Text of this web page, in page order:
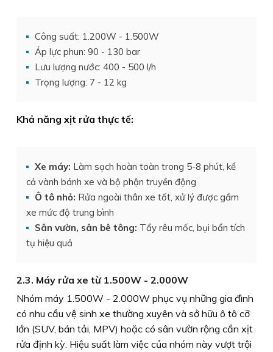
Công suất: 1.200W - 1.500W
Áp lực phun: 90 - 130 bar
Lưu lượng nước: 400 - 500 l/h
Trọng lượng: 7 - 12 kg
Khả năng xịt rửa thực tế:
Xe máy: Làm sạch hoàn toàn trong 5-8 phút, kể
cả vành bánh xe và bộ phận truyền động
Ô tô nhỏ: Rửa ngoài thân xe tốt, xử lý được gầm
xe mức độ trung bình
Sân vườn, sân bê tông: Tẩy rêu mốc, bụi bẩn tích
tụ hiệu quả
2.3. Máy rửa xe từ 1.500W - 2.000W
Nhóm máy 1.500W - 2.000W phục vụ những gia đình
có nhu cầu vệ sinh xe thường xuyên và sở hữu ô tô cỡ
lớn (SUV, bán tải, MPV) hoặc có sân vườn rộng cần xịt
rửa định kỳ. Hiệu suất làm việc của nhóm này vượt trội